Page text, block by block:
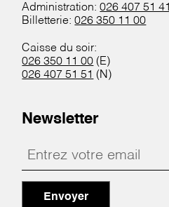
Administration:026 407 51 41
Billetterie:026 350 11 00
Caisse du soir:
026 350 11 00 (E)
026 407 51 51 (N)
Newsletter
Envoyer